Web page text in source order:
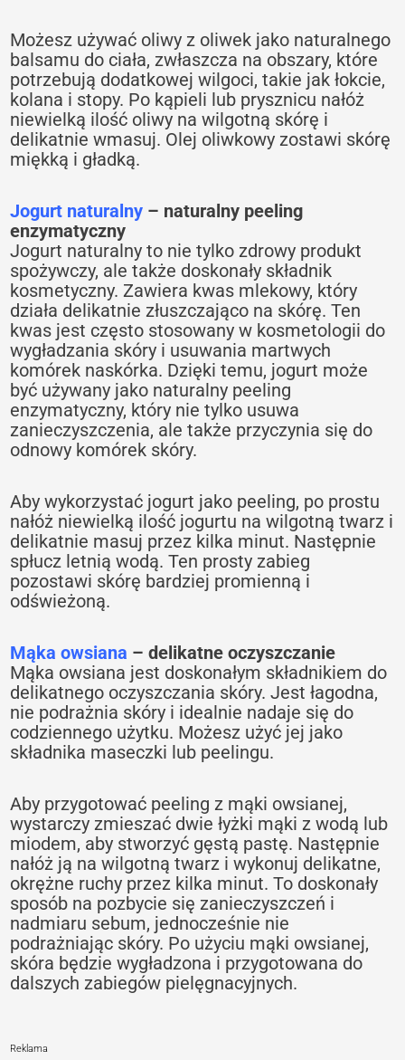
Możesz używać oliwy z oliwek jako naturalnego
balsamu do ciała, zwłaszcza na obszary, które
potrzebują dodatkowej wilgoci, takie jak łokcie,
kolana i stopy. Po kąpieli lub prysznicu nałóż
niewielką ilość oliwy na wilgotną skórę i
delikatnie wmasuj. Olej oliwkowy zostawi skórę
miękką i gładką.
Jogurt naturalny – naturalny peeling
enzymatyczny
Jogurt naturalny to nie tylko zdrowy produkt
spożywczy, ale także doskonały składnik
kosmetyczny. Zawiera kwas mlekowy, który
działa delikatnie złuszczająco na skórę. Ten
kwas jest często stosowany w kosmetologii do
wygładzania skóry i usuwania martwych
komórek naskórka. Dzięki temu, jogurt może
być używany jako naturalny peeling
enzymatyczny, który nie tylko usuwa
zanieczyszczenia, ale także przyczynia się do
odnowy komórek skóry.
Aby wykorzystać jogurt jako peeling, po prostu
nałóż niewielką ilość jogurtu na wilgotną twarz i
delikatnie masuj przez kilka minut. Następnie
spłucz letnią wodą. Ten prosty zabieg
pozostawi skórę bardziej promienną i
odświeżoną.
Mąka owsiana – delikatne oczyszczanie
Mąka owsiana jest doskonałym składnikiem do
delikatnego oczyszczania skóry. Jest łagodna,
nie podrażnia skóry i idealnie nadaje się do
codziennego użytku. Możesz użyć jej jako
składnika maseczki lub peelingu.
Aby przygotować peeling z mąki owsianej,
wystarczy zmieszać dwie łyżki mąki z wodą lub
miodem, aby stworzyć gęstą pastę. Następnie
nałóż ją na wilgotną twarz i wykonuj delikatne,
okrężne ruchy przez kilka minut. To doskonały
sposób na pozbycie się zanieczyszczeń i
nadmiaru sebum, jednocześnie nie
podrażniając skóry. Po użyciu mąki owsianej,
skóra będzie wygładzona i przygotowana do
dalszych zabiegów pielęgnacyjnych.
Reklama